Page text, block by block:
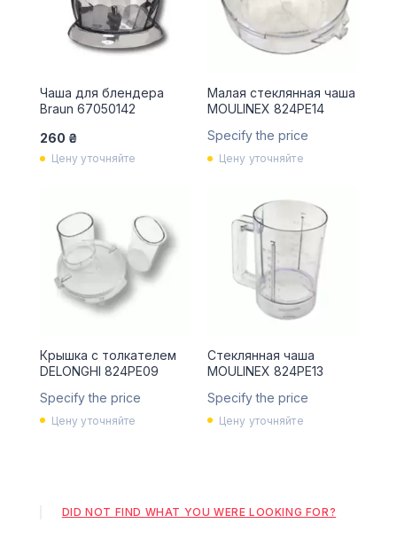
Чаша для блендера
Braun 67050142
260 ₴
Цену уточняйте
Малая стеклянная чаша
MOULINEX 824PE14
Specify the price
Цену уточняйте
Крышка с толкателем
DELONGHI 824PE09
Specify the price
Цену уточняйте
Стеклянная чаша
MOULINEX 824PE13
Specify the price
Цену уточняйте
DID NOT FIND WHAT YOU WERE LOOKING FOR?